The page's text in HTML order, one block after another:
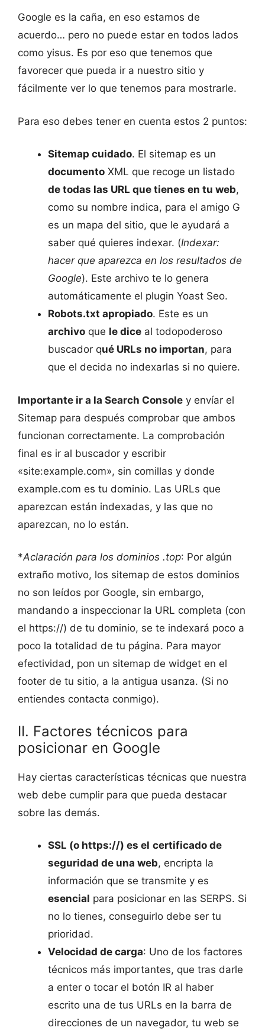
Google es la caña, en eso estamos de
acuerdo… pero no puede estar en todos lados
como yisus. Es por eso que tenemos que
favorecer que pueda ir a nuestro sitio y
fácilmente ver lo que tenemos para mostrarle.
Para eso debes tener en cuenta estos 2 puntos:
Sitemap cuidado. El sitemap es un
documento XML que recoge un listado
de todas las URL que tienes en tu web,
como su nombre indica, para el amigo G
es un mapa del sitio, que le ayudará a
saber qué quieres indexar. (Indexar:
hacer que aparezca en los resultados de
Google). Este archivo te lo genera
automáticamente el plugin Yoast Seo.
Robots.txt apropiado. Este es un
archivo que le dice al todopoderoso
buscador qué URLs no importan, para
que el decida no indexarlas si no quiere.
Importante ir a la Search Console y envíar el
Sitemap para después comprobar que ambos
funcionan correctamente. La comprobación
final es ir al buscador y escribir
«site:example.com», sin comillas y donde
example.com es tu dominio. Las URLs que
aparezcan están indexadas, y las que no
aparezcan, no lo están.
*Aclaración para los dominios .top: Por algún
extraño motivo, los sitemap de estos dominios
no son leídos por Google, sin embargo,
mandando a inspeccionar la URL completa (con
el https://) de tu dominio, se te indexará poco a
poco la totalidad de tu página. Para mayor
efectividad, pon un sitemap de widget en el
footer de tu sitio, a la antigua usanza. (Si no
entiendes contacta conmigo).
II. Factores técnicos para
posicionar en Google
Hay ciertas características técnicas que nuestra
web debe cumplir para que pueda destacar
sobre las demás.
SSL (o https://) es el certificado de
seguridad de una web, encripta la
información que se transmite y es
esencial para posicionar en las SERPS. Si
no lo tienes, conseguirlo debe ser tu
prioridad.
Velocidad de carga: Uno de los factores
técnicos más importantes, que tras darle
a enter o tocar el botón IR al haber
escrito una de tus URLs en la barra de
direcciones de un navegador, tu web se